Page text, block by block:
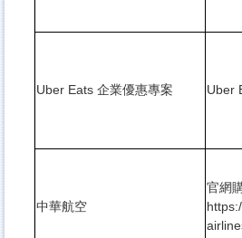
Uber Eats 企業優惠專案 Uber
中華航空
官網